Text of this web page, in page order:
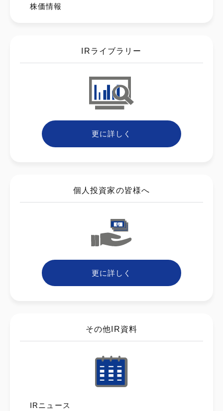
株価情報
IRライブラリー
更に詳しく
個人投資家の皆様へ
更に詳しく
その他IR資料
IRニュース